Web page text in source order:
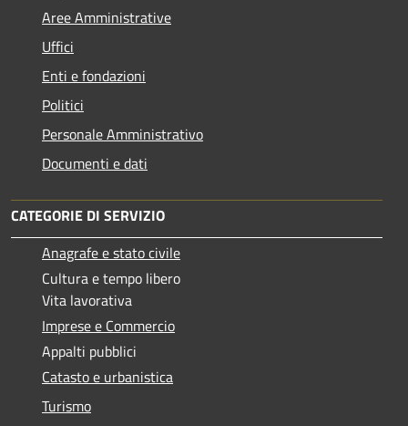
Aree Amministrative
Uffici
Enti e fondazioni
Politici
Personale Amministrativo
Documenti e dati
CATEGORIE DI SERVIZIO
Anagrafe e stato civile
Cultura e tempo libero
Vita lavorativa
Imprese e Commercio
Appalti pubblici
Catasto e urbanistica
Turismo